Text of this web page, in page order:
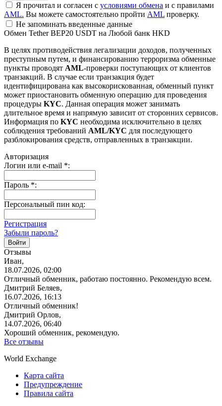
Я прочитал и согласен с условиями обмена и с правилами
AML. Вы можете самостоятельно пройти AML проверку.
Не запоминать введенные данные
Обмен Tether BEP20 USDT на Любой банк HKD
В целях противодействия легализации доходов, полученных
преступным путем, и финансированию терроризма обменные
пункты проводят AML-проверки поступающих от клиентов
транзакций. В случае если транзакция будет
идентифицирована как высокорискованная, обменный пункт
может приостановить обменную операцию для проведения
процедуры KYC. Данная операция может занимать
длительное время и напрямую зависит от сторонних сервисов.
Информация по KYC необходима исключительно в целях
соблюдения требований AML/KYC для последующего
разблокирования средств, отправленных в транзакции.
Авторизация
Логин или e-mail *:
Пароль *:
Персональный пин код:
Регистрация
Забыли пароль?
Отзывы
Иван,
18.07.2026, 02:00
Отличный обменник, работаю постоянно. Рекомендую всем.
Дмитрий Беляев,
16.07.2026, 16:13
Отличный обменник!
Дмитрий Орлов,
14.07.2026, 06:40
Хороший обменник, рекомендую.
Все отзывы
World Exchange
Карта сайта
Предупреждение
Правила сайта